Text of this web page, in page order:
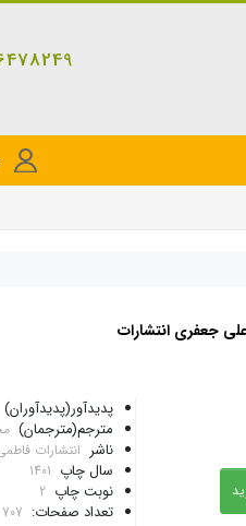
/ 09107856100
جعفری انتشارات
پدیدآور(پدیدآوران)
مترجم(مترجمان)
ناشر انتشارات
سال چاپ 1401
نوبت چاپ 2
تعداد صفحات: 707